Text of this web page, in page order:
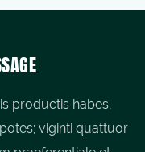
productis habes,
viginti quattuor